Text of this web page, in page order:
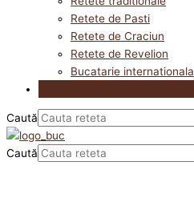
Retete de Pasti
Retete de Craciun
Retete de Revelion
Bucatarie internationala
Caută
Caută